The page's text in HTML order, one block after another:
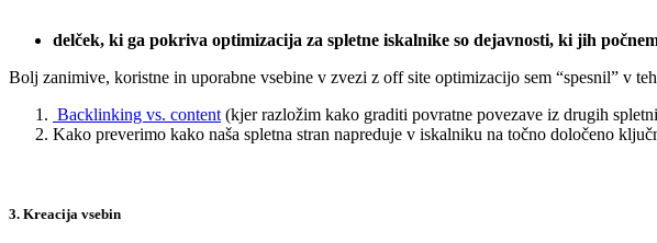
delček, ki ga pokriva optimizacija za spletne iskalnike so dejavnosti, ki jih
Bolj zanimive, koristne in uporabne vsebine v zvezi z off site optimizacijo sem “spesnil” v
Backlinking vs. content (kjer razložim kako graditi povratne povezave iz drugih
Kako preverimo kako naša spletna stran napreduje v iskalniku na točno določeno
3. Kreacija vsebin